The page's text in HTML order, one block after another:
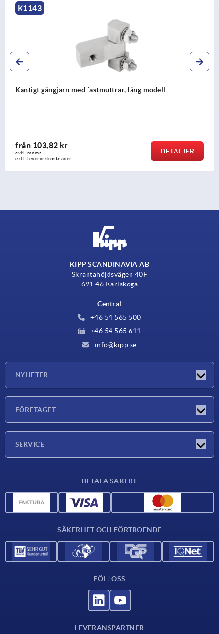
Gångjärn i plast
från
exkl. leveranskostnader
KIPP SCANDINAVIA AB
Skrantahöjdsvägen 40F
691 46 Karlskoga
Central
+46 54 565 500
+46 54 565 611
info@kipp.se
NYHETER
FÖRETAGET
SERVICE
CAD-data
BETALA SÄKERT
SÄKERHET OCH FÖRTROENDE
FÖLJ OSS
LEVERANSPARTNER